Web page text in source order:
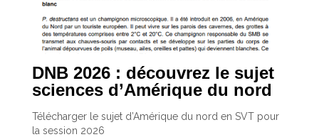
DNB 2026 : découvrez le sujet
sciences d’Amérique du nord
Télécharger le sujet d’Amérique du nord en SVT pour
la session 2026